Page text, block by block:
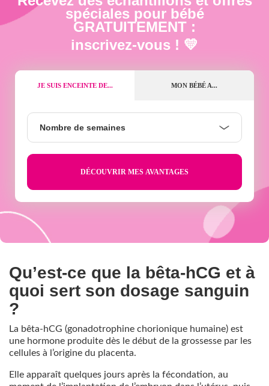
spéciales pour bébé
GRATUITEMENT :
inscrivez-vous ! 💛
JE SUIS ENCEINTE DE... MON BÉBÉ A...
semaines
Nombre de semaines
Qu’est-ce que la bêta-hCG et à
quoi sert son dosage sanguin
?
La bêta-hCG (gonadotrophine chorionique humaine) est
une hormone produite dès le début de la grossesse par les
cellules à l’origine du placenta.
Elle apparaît quelques jours après la fécondation, au